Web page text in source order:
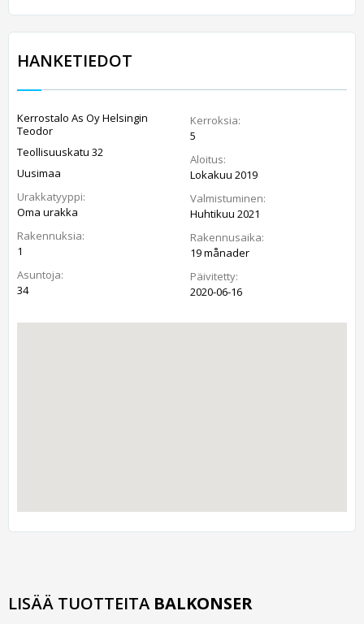
HANKETIEDOT
Kerrostalo As Oy Helsingin
Teodor
Teollisuuskatu 32
Uusimaa
Urakkatyyppi:
Oma urakka
Rakennuksia:
1
Asuntoja:
34
Kerroksia:
5
Aloitus:
Lokakuu 2019
Valmistuminen:
Huhtikuu 2021
Rakennusaika:
19 månader
Päivitetty:
2020-06-16
LISÄÄ TUOTTEITA BALKONSER